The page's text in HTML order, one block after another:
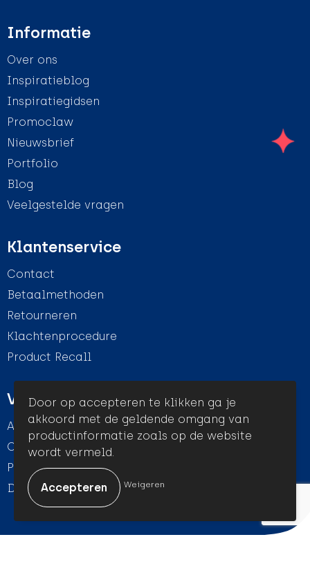
Informatie
Over ons
Inspiratieblog
Inspiratiegidsen
Promoclaw
Nieuwsbrief
Portfolio
Blog
Veelgestelde vragen
Klantenservice
Contact
Betaalmethoden
Retourneren
Klachtenprocedure
Product Recall
Veilig winkelen
Algemene voorwaarden
Cookieverklaring
Privacyverklaring
Disclaimer
Door op accepteren te klikken ga je
akkoord met de geldende omgang van
productinformatie zoals op de website
wordt vermeld.
Weigeren